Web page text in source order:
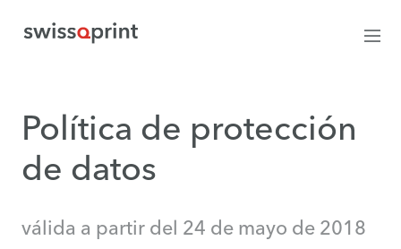
Política de protección
de datos
válida a partir del 24 de mayo de 2018